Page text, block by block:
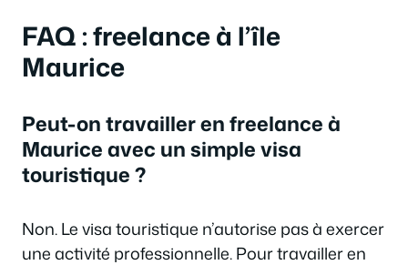
FAQ : freelance à l’île
Maurice
Peut-on travailler en freelance à
Maurice avec un simple visa
touristique ?
Non. Le visa touristique n’autorise pas à exercer
une activité professionnelle. Pour travailler en